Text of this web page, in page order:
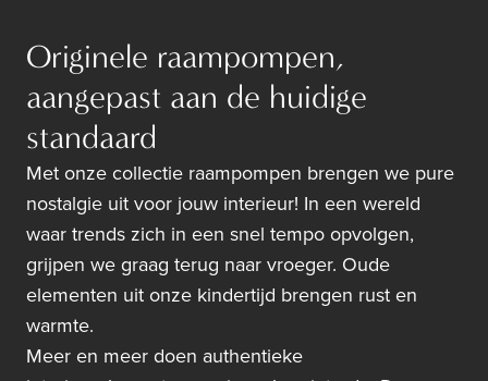
Originele raampompen,
aangepast aan de huidige
standaard
Met onze collectie raampompen brengen we pure
nostalgie uit voor jouw interieur! In een wereld
waar trends zich in een snel tempo opvolgen,
grijpen we graag terug naar vroeger. Oude
elementen uit onze kindertijd brengen rust en
warmte.
Meer en meer doen authentieke